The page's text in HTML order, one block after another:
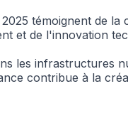
témoignent de
et de l'innovation
les infrastructures
contribue à la